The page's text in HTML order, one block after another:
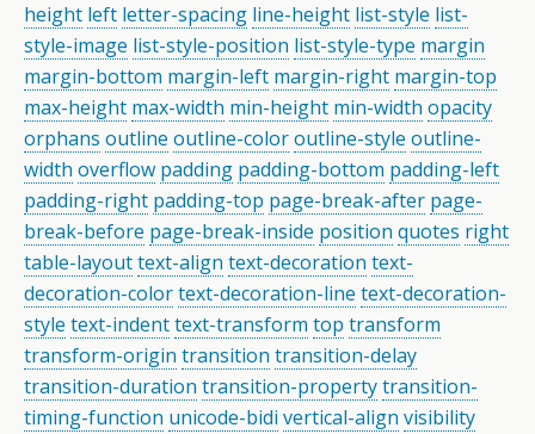
height left letter-spacing line-height list-style list-
style-image list-style-position list-style-type margin
margin-bottom margin-left margin-right margin-top
max-height max-width min-height min-width opacity
orphans outline outline-coloroutline-style outline-
width overflow padding padding-bottom padding-left
padding-right padding-top page-break-after page-
break-before page-break-inside position quotes right
table-layouttext-align text-decoration text-
decoration-colortext-decoration-line text-decoration-
style text-indenttext-transform top transform
transform-origin transition transition-delay
transition-duration transition-propertytransition-
timing-function unicode-bidi vertical-align visibility